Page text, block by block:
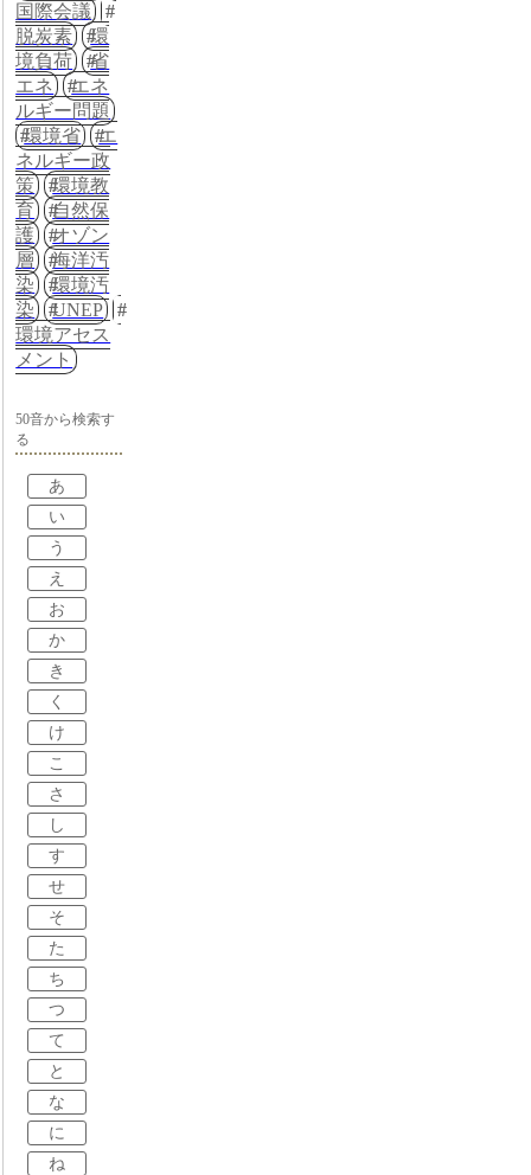
国際会議
脱炭素
環
境負荷
省
エネ
エネ
ルギー問題
環境省
エ
ネルギー政
策
環境教
育
自然保
護
オゾン
層
海洋汚
染
環境汚
染
UNEP
環境アセス
メント
50音から検索す
る
あ
い
う
え
お
か
き
く
け
こ
さ
し
す
せ
そ
た
ち
つ
て
と
な
に
ね